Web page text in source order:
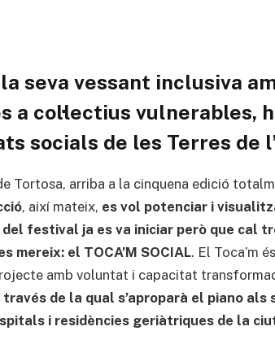
seva vessant inclusiva
a col·lectius vulnerables,
socials de les Terres de
Tortosa, arriba a la cinquena edició
, així mateix, es vol potenciar i
del festival ja es va iniciar però que cal
mereix: el TOCA’M SOCIAL. El Toca’m
amb voluntat i capacitat
de la qual s’aproparà el piano als
i residències geriàtriques de la